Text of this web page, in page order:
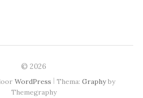
© 2026
WordPress | Thema: Graphyby
Themegraphy